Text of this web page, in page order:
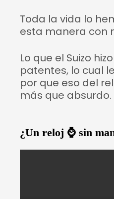
Toda la vida lo
esta manera con
Lo que el Suizo
patentes, lo cual
por que eso del
más que absurdo.
¿Un reloj ⌚ sin